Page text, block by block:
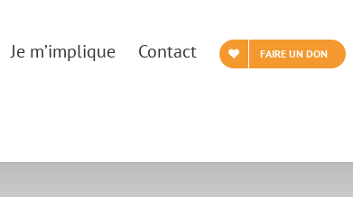
Je m’implique Contact FAIRE UN DON